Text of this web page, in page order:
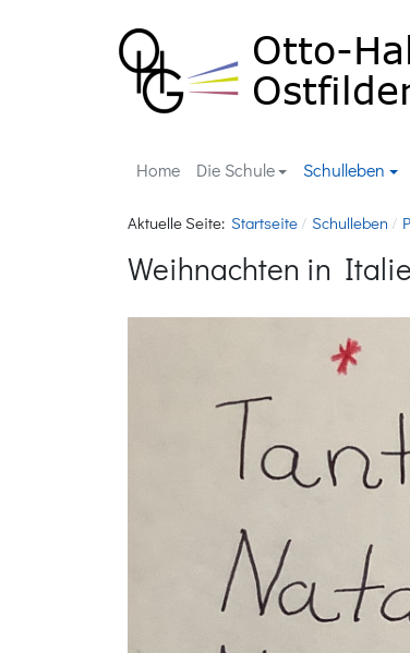
Home Die Schule Schulleben
Aktuelle Seite: Startseite Schulleben
Weihnachten in